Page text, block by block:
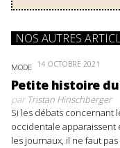
NOS AUTRES
MODE 14 OCTOBRE 2021
Petite histoire
parTristan Hinschberger
Si les débats concernant
occidentale
les journaux, il ne faut